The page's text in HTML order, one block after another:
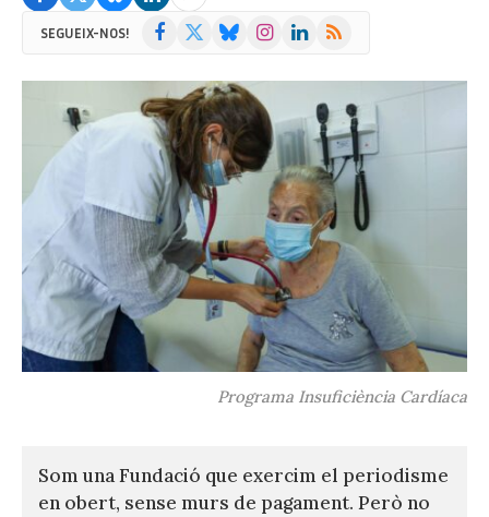
SEGUEIX-NOS! Facebook BlueskyInstagramLinkedIn
RSS
Programa Insuficiència Cardíaca
Som una Fundació que exercim el periodisme
en obert, sense murs de pagament. Però no